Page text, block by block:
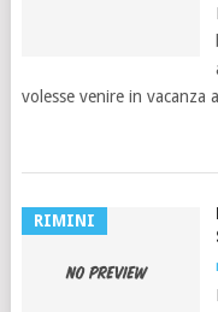
volesse venire in vacanza
RIMINI